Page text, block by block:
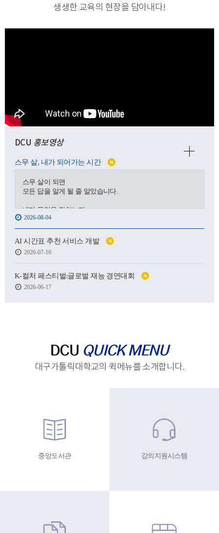
생생한 교육의 현장을 담아내다!
DCU 홍보영상
스무 살, 내가 되어가는 시간 N
스무 살이 되면
모든 답을 알게 될 줄 알았습니다.
내가 무엇을 잘하는지,
어디로 가야 하는지,
어떤 사람이 될 수 있을지.
하지만 처음 마주한 강의실도,
처음 건넨 인사도,
생각보다 낯설고 서툴렀습니다.
2026-08-04
AI 시간표 추천 서비스 개발 N
2026-07-16
K-컬처 페스티벌:글로벌 재능 경연대회 N
2026-06-17
DCU QUICK MENU
대구가톨릭대학교의 퀵메뉴를 소개합니다.
중앙도서관 강의지원시스템